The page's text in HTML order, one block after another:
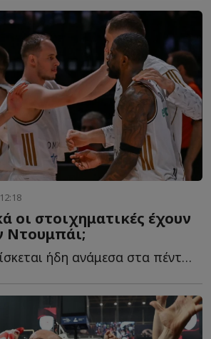
οι στοιχηματικές έχουν
Ντουμπάι;
Η Ντουμπάι βρίσκεται ήδη ανάμεσα στα πέντε μεγαλύτερα φ...